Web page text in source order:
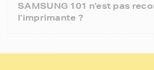
SAMSUNG 101 n'est pas
l'imprimante ?